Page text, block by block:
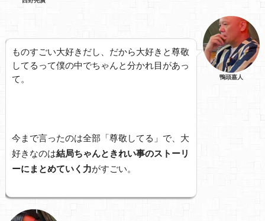
ものすごい大好きだし、だから大好きと尊敬
してるって僕の中でちゃんと分かれ目があっ
て。
今まで言ったのは全部「尊敬してる」で、大
好きなのは結局ちゃんときれい事のストーリ
ーにまとめていく力がすごい。
鴨頭嘉人